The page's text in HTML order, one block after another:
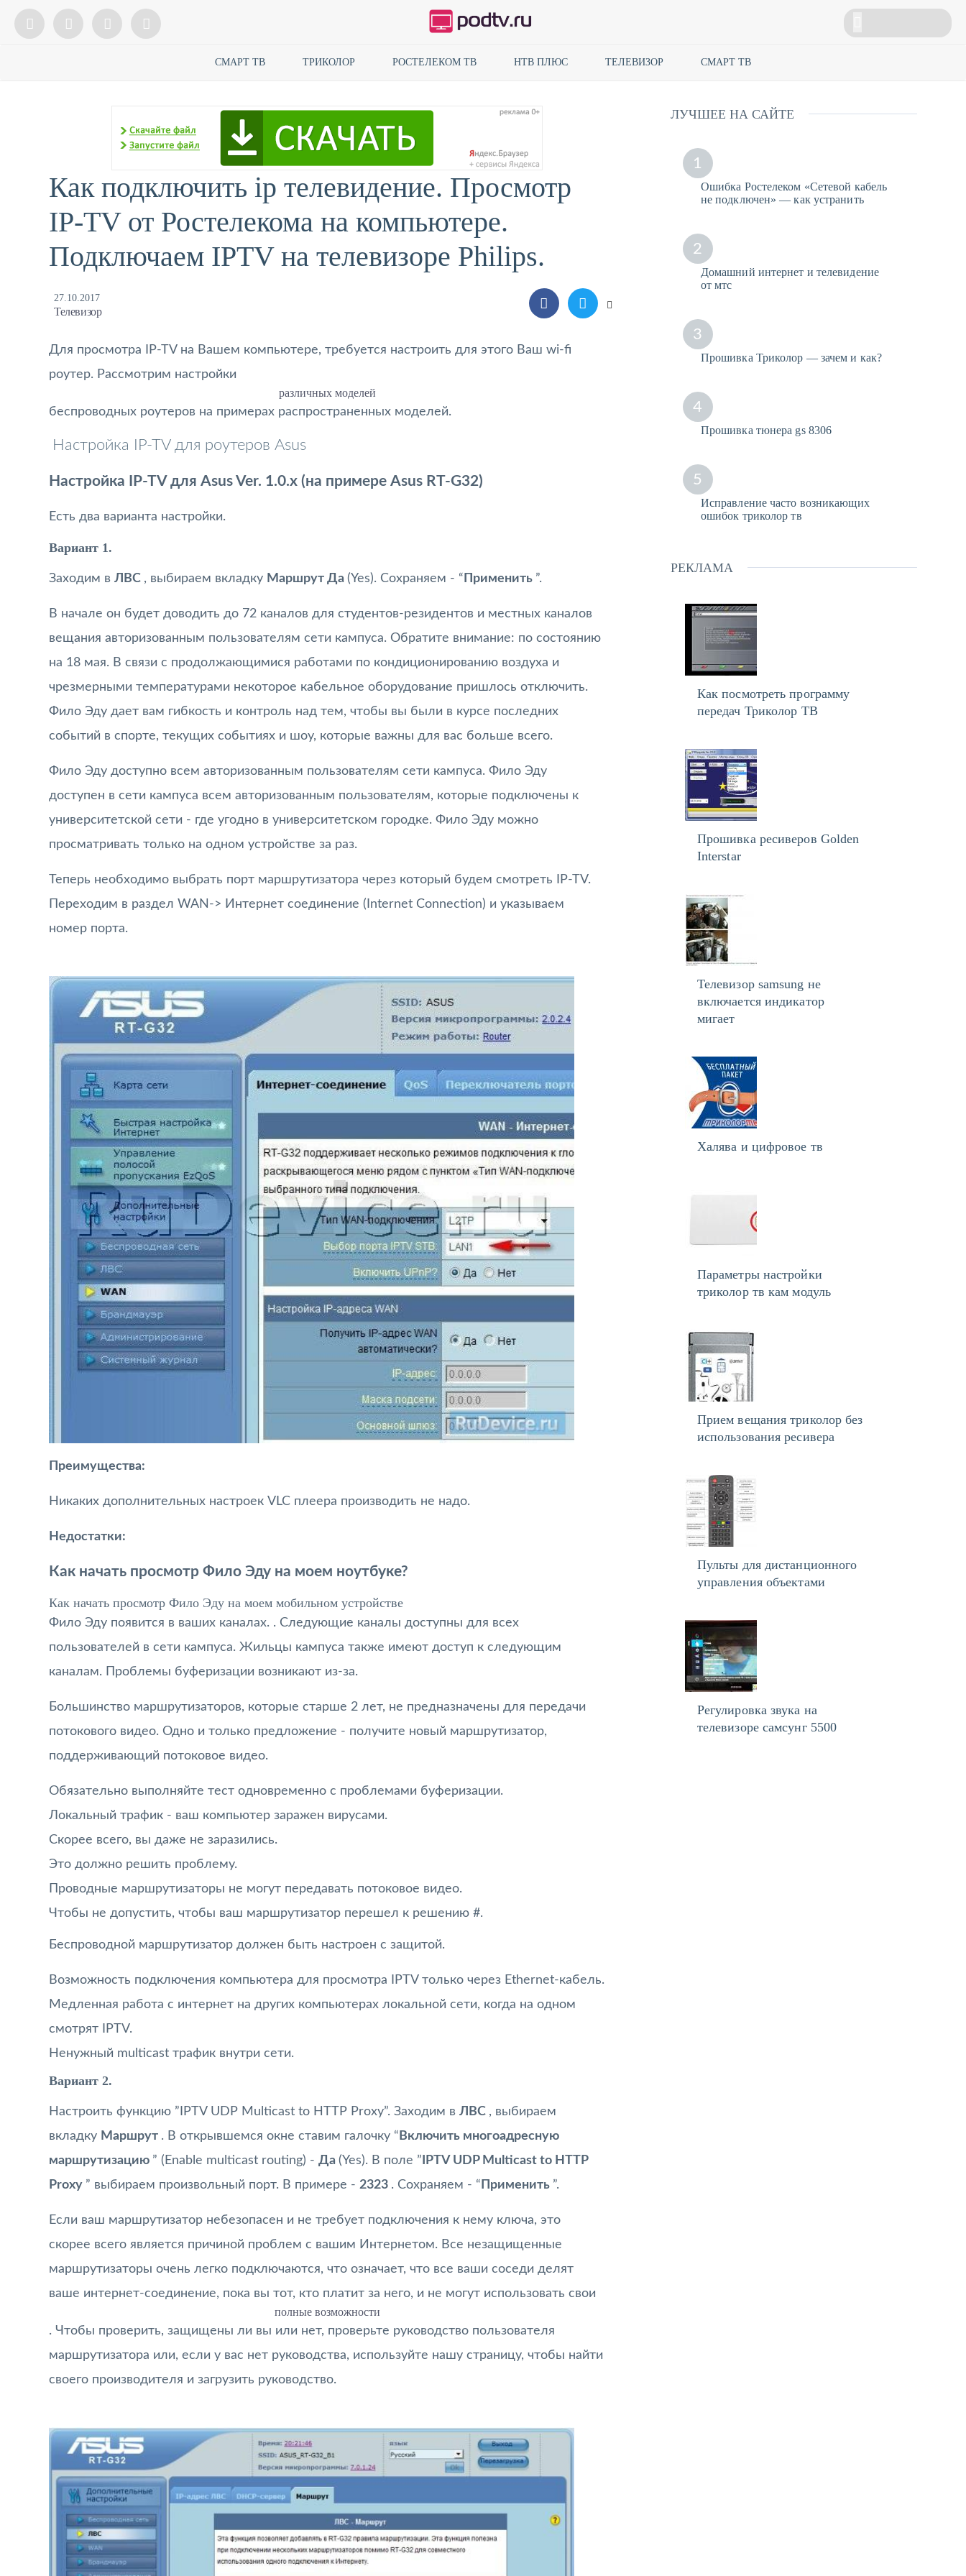
СМАРТ ТВ ТРИКОЛОР РОСТЕЛЕКОМ ТВ НТВ ПЛЮС ТЕЛЕВИЗОР СМАРТ ТВ
Как подключить ip телевидение. Просмотр
IP-TV от Ростелекома на компьютере.
Подключаем IPTV на телевизоре Philips.
27.10.2017
Телевизор
Для просмотра IP-TV на Вашем компьютере, требуется настроить для этого Ваш wi-fi
роутер. Рассмотрим настройки
различных моделей
беспроводных роутеров на примерах распространенных моделей.
Настройка IP-TV для роутеров Asus
Настройка IP-TV для Asus Ver. 1.0.x (на примере Asus RT-G32)
Есть два варианта настройки.
Вариант 1.
Заходим в ЛВС , выбираем вкладку Маршрут Да (Yes). Сохраняем - “ Применить ”.
В начале он будет доводить до 72 каналов для студентов-резидентов и местных каналов
вещания авторизованным пользователям сети кампуса. Обратите внимание: по состоянию
на 18 мая. В связи с продолжающимися работами по кондиционированию воздуха и
чрезмерными температурами некоторое кабельное оборудование пришлось отключить.
Фило Эду дает вам гибкость и контроль над тем, чтобы вы были в курсе последних
событий в спорте, текущих событиях и шоу, которые важны для вас больше всего.
Фило Эду доступно всем авторизованным пользователям сети кампуса. Фило Эду
доступен в сети кампуса всем авторизованным пользователям, которые подключены к
университетской сети - где угодно в университетском городке. Фило Эду можно
просматривать только на одном устройстве за раз.
Теперь необходимо выбрать порт маршрутизатора через который будем смотреть IP-TV.
Переходим в раздел WAN-> Интернет соединение (Internet Connection) и указываем
номер порта.
Преимущества:
Никаких дополнительных настроек VLC плеера производить не надо.
Недостатки:
Как начать просмотр Фило Эду на моем ноутбуке?
Как начать просмотр Фило Эду на моем мобильном устройстве
Фило Эду появится в ваших каналах. . Следующие каналы доступны для всех
пользователей в сети кампуса. Жильцы кампуса также имеют доступ к следующим
каналам. Проблемы буферизации возникают из-за.
Большинство маршрутизаторов, которые старше 2 лет, не предназначены для передачи
потокового видео. Одно и только предложение - получите новый маршрутизатор,
поддерживающий потоковое видео.
Обязательно выполняйте тест одновременно с проблемами буферизации.
Локальный трафик - ваш компьютер заражен вирусами.
Скорее всего, вы даже не заразились.
Это должно решить проблему.
Проводные маршрутизаторы не могут передавать потоковое видео.
Чтобы не допустить, чтобы ваш маршрутизатор перешел к решению #.
Беспроводной маршрутизатор должен быть настроен с защитой.
Возможность подключения компьютера для просмотра IPTV только через Ethernet-кабель.
Медленная работа с интернет на других компьютерах локальной сети, когда на одном
смотрят IPTV.
Ненужный multicast трафик внутри сети.
Вариант 2.
Настроить функцию ”IPTV UDP Multicast to HTTP Proxy”. Заходим в ЛВС , выбираем
вкладку Маршрут . В открывшемся окне ставим галочку “ Включить многоадресную
маршрутизацию ” (Enable multicast routing) - Да (Yes). В поле ” IPTV UDP Multicast to HTTP
Proxy ” выбираем произвольный порт. В примере - 2323 . Сохраняем - “ Применить ”.
Если ваш маршрутизатор небезопасен и не требует подключения к нему ключа, это
скорее всего является причиной проблем с вашим Интернетом. Все незащищенные
маршрутизаторы очень легко подключаются, что означает, что все ваши соседи делят
ваше интернет-соединение, пока вы тот, кто платит за него, и не могут использовать свои
полные возможности
. Чтобы проверить, защищены ли вы или нет, проверьте руководство пользователя
маршрутизатора или, если у вас нет руководства, используйте нашу страницу, чтобы найти
своего производителя и загрузить руководство.
ЛУЧШЕЕ НА САЙТЕ
1
Ошибка Ростелеком «Сетевой кабель
не подключен» — как устранить
2
Домашний интернет и телевидение
от мтс
3
Прошивка Триколор — зачем и как?
4
Прошивка тюнера gs 8306
5
Исправление часто возникающих
ошибок триколор тв
РЕКЛАМА
Как посмотреть программу
передач Триколор ТВ
Прошивка ресиверов Golden
Interstar
Телевизор samsung не
включается индикатор
мигает
Халява и цифровое тв
Параметры настройки
триколор тв кам модуль
Прием вещания триколор без
использования ресивера
Пульты для дистанционного
управления объектами
Регулировка звука на
телевизоре самсунг 5500